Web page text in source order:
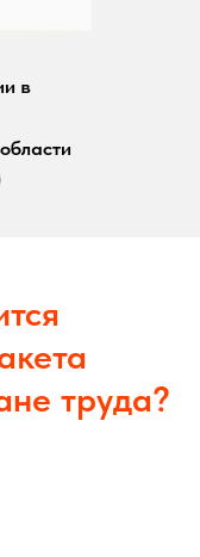
в
труда?